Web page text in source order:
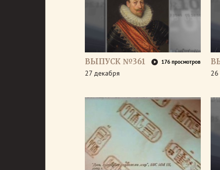
ВЫПУСК №361 176 просмотров
27 декабря 26